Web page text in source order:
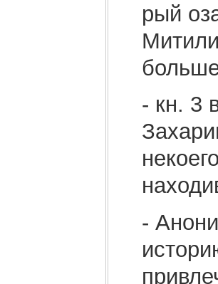
рый
- кн. 3
-